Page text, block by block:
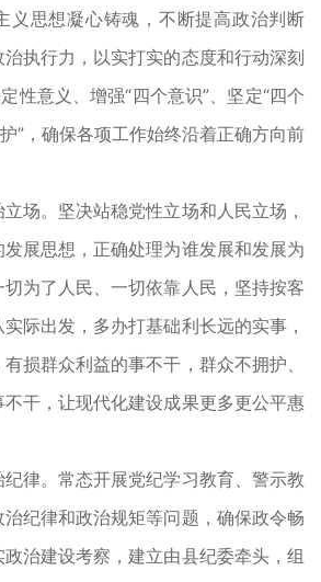
义思想凝心铸魂，不断提高政治判断
执行力，以实打实的态度和行动深刻
性意义、增强“四个意识”、坚定“四个
”，确保各项工作始终沿着正确方向前
。坚决站稳党性立场和人民立场，
展思想，正确处理为谁发展和发展为
为了人民、一切依靠人民，坚持按客
际出发，多办打基础利长远的实事，
损群众利益的事不干，群众不拥护、
干，让现代化建设成果更多更公平惠
。常态开展党纪学习教育、警示教
纪律和政治规矩等问题，确保政令畅
治建设考察，建立由县纪委牵头，组